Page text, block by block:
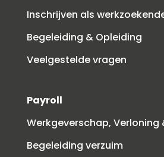
Inschrijven als
Begeleiding & Opleiding
Veelgestelde vragen
Payroll
Werkgeverschap, Verloning
Begeleiding verzuim